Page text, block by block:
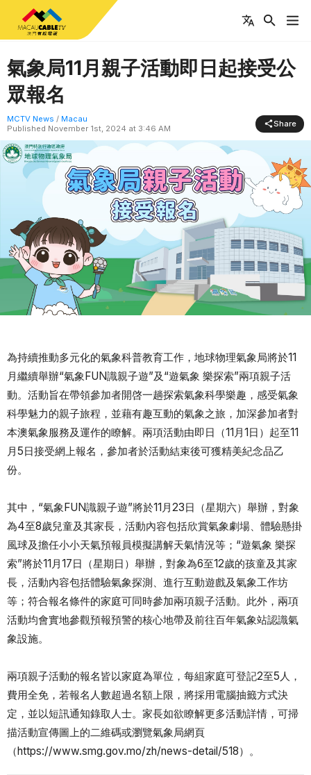
氣象局11月親子活動即日起接受公
眾報名
MCTV News / Macau
Published November 1st, 2024 at 3:46 AM Share
為持續推動多元化的氣象科普教育工作，地球物理氣象局將於11
月繼續舉辦“氣象FUN識親子遊”及“遊氣象 樂探索”兩項親子活
動。活動旨在帶領參加者開啓一趟探索氣象科學樂趣，感受氣象
科學魅力的親子旅程，並藉有趣互動的氣象之旅，加深參加者對
本澳氣象服務及運作的瞭解。兩項活動由即日（11月1日）起至11
月5日接受網上報名，參加者於活動結束後可獲精美紀念品乙
份。
其中，“氣象FUN識親子遊”將於11月23日（星期六）舉辦，對象
為4至8歲兒童及其家長，活動內容包括欣賞氣象劇場、體驗懸掛
風球及擔任小小天氣預報員模擬講解天氣情況等；“遊氣象 樂探
索”將於11月17日（星期日）舉辦，對象為6至12歲的孩童及其家
長，活動內容包括體驗氣象探測、進行互動遊戲及氣象工作坊
等；符合報名條件的家庭可同時參加兩項親子活動。此外，兩項
活動均會實地參觀預報預警的核心地帶及前往百年氣象站認識氣
象設施。
兩項親子活動的報名皆以家庭為單位，每組家庭可登記2至5人，
費用全免，若報名人數超過名額上限，將採用電腦抽籤方式決
定，並以短訊通知錄取人士。家長如欲瞭解更多活動詳情，可掃
描活動宣傳圖上的二維碼或瀏覽氣象局網頁
（https://www.smg.gov.mo/zh/news-detail/518）。